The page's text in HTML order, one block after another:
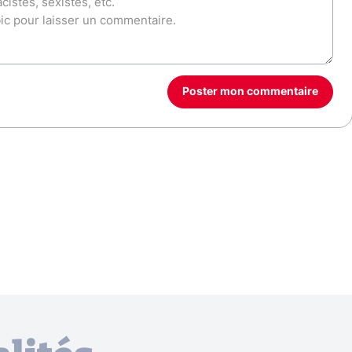
Poster mon commentaire